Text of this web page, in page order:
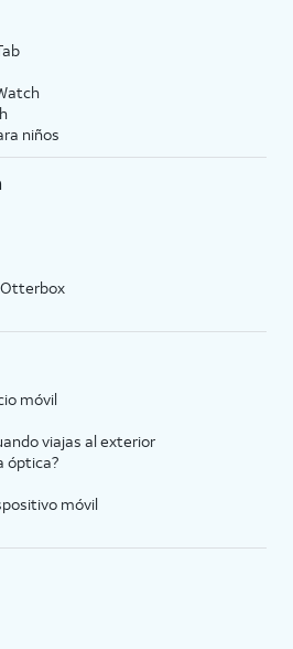
niños
móvil
viajas al exterior
óptica?
móvil